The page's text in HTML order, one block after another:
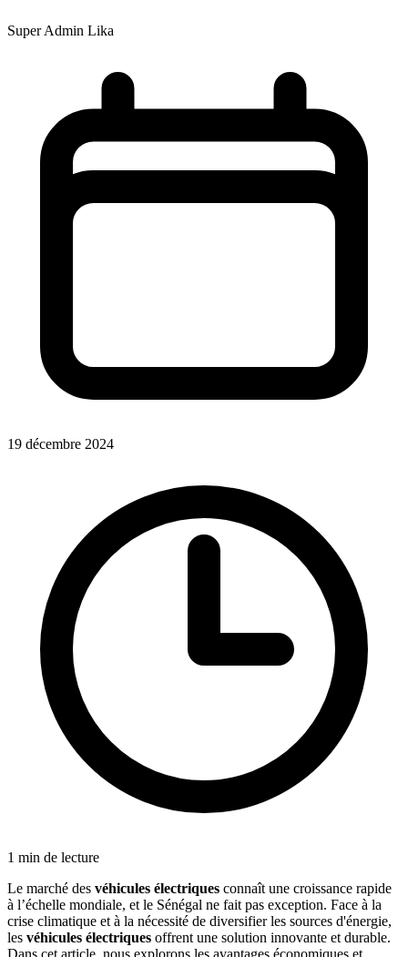
Super Admin Lika
19 décembre 2024
1 min de lecture
Le marché des véhicules électriques connaît une croissance rapide
à l’échelle mondiale, et le Sénégal ne fait pas exception. Face à la
crise climatique et à la nécessité de diversifier les sources d'énergie,
les véhicules électriques offrent une solution innovante et durable.
Dans cet article, nous explorons les avantages économiques et